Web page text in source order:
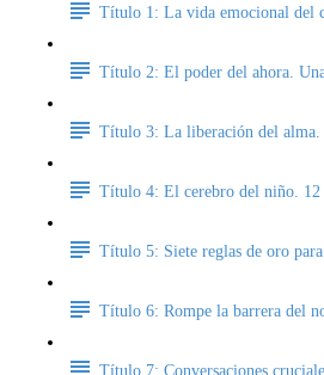
Título 1: La vida emocional del
Título 2: El poder del ahora.
Título 3: La liberación del
Título 4: El cerebro del niño. 12
Título 5: Siete reglas de oro
Título 6: Rompe la barrera del
Título 7: Conversaciones